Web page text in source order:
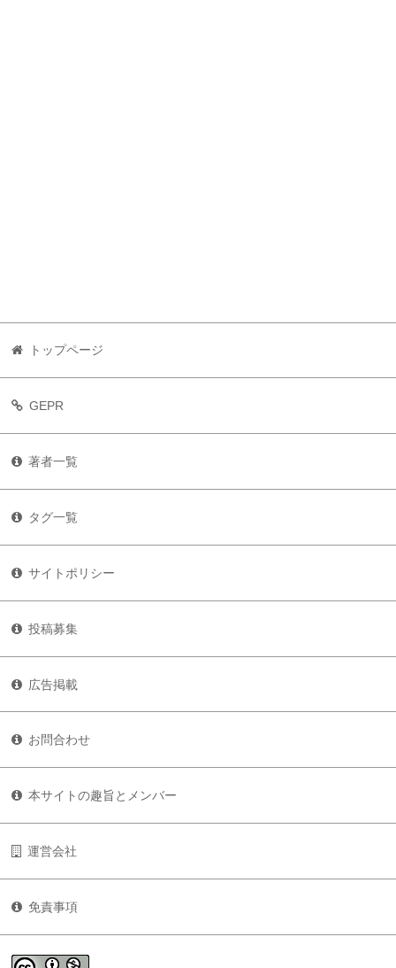
トップページ
GEPR
著者一覧
タグ一覧
サイトポリシー
投稿募集
広告掲載
お問合わせ
本サイトの趣旨とメンバー
運営会社
免責事項